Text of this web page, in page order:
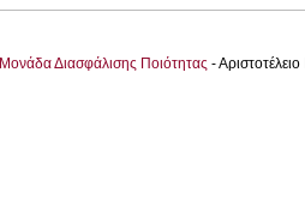
Μονάδα Διασφάλισης Ποιότητας -